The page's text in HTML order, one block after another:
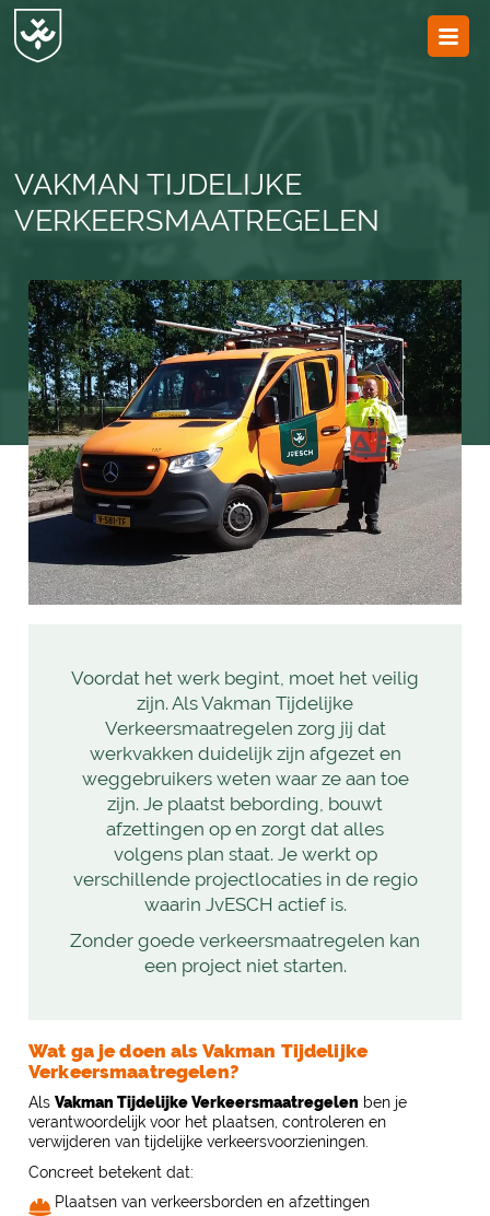
VAKMAN TIJDELIJKE
VERKEERSMAATREGELEN
Voordat het werk begint, moet het veilig
zijn. Als Vakman Tijdelijke
Verkeersmaatregelen zorg jij dat
werkvakken duidelijk zijn afgezet en
weggebruikers weten waar ze aan toe
zijn. Je plaatst bebording, bouwt
afzettingen op en zorgt dat alles
volgens plan staat. Je werkt op
verschillende projectlocaties in de regio
waarin JvESCH actief is.
Zonder goede verkeersmaatregelen kan
een project niet starten.
Wat ga je doen als Vakman Tijdelijke
Verkeersmaatregelen?
AlsVakman Tijdelijke Verkeersmaatregelen ben je
verantwoordelijk voor het plaatsen, controleren en
verwijderen van tijdelijke verkeersvoorzieningen.
Concreet betekent dat:
Plaatsen van verkeersborden en afzettingen